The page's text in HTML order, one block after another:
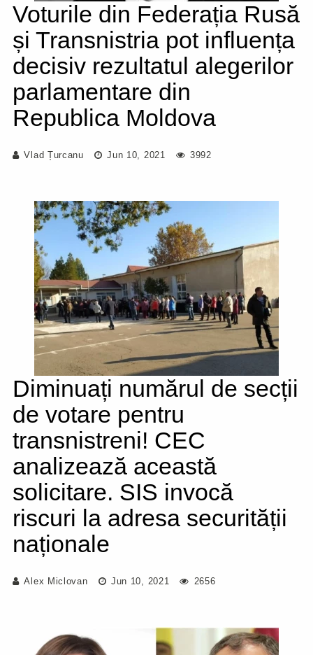
Voturile din Federația Rusă
și Transnistria pot influența
decisiv rezultatul alegerilor
parlamentare din
Republica Moldova
Vlad Țurcanu Jun 10, 2021 3992
Diminuați numărul de secții
de votare pentru
transnistreni! CEC
analizează această
solicitare. SIS invocă
riscuri la adresa securității
naționale
Alex Miclovan Jun 10, 2021 2656